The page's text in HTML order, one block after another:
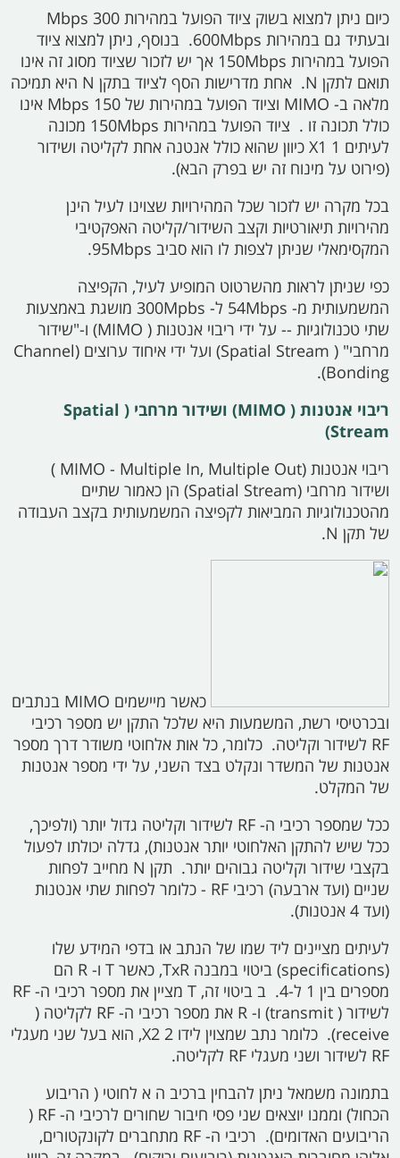
כיום ניתן למצוא בשוק ציוד הפועל במהירות 300
Mbps
ובעתיד גם במהירות 600Mbps.
בנוסף, ניתן למצוא ציוד
הפועל במהירות 150Mbps אך יש לזכור שציוד מסוג זה אינו
תואם לתקן N. אחת מדרישות הסף לציוד בתקן N היא תמיכה
מלאה ב- MIMO וציוד הפועל במהירות של 150 Mbps אינו
כולל תכונה זו . ציוד הפועל במהירות 150Mbps מכונה
לעיתים 1
X1 כיוון שהוא כולל אנטנה אחת לקליטה ושידור
(פירוט על מינוח זה יש בפרק הבא).
בכל מקרה יש לזכור שכל המהירויות שצוינו לעיל הינן
מהירויות תיאורטיות וקצב השידור/קליטה האפקטיבי
המקסימאלי שניתן לצפות לו הוא סביב 95Mbps.
כפי שניתן לראות מהשרטוט המופיע לעיל, הקפיצה
המשמעותית מ- 54Mbps ל- 300Mpbs מושגת באמצעות
שתי טכנולוגיות -- על ידי ריבוי אנטנות ( MIMO) ו-"שידור
מרחבי" ( Spatial Stream) ועל ידי איחוד ערוצים (Channel
Bonding).
ריבוי אנטנות ( MIMO) ושידור מרחבי ( Spatial
Stream)
ריבוי אנטנות (MIMO- Multiple In, Multiple Out
)
ושידור מרחבי (Spatial Stream) הן כאמור שתיים
מהטכנולוגיות המביאות לקפיצה המשמעותית בקצב העבודה
של תקן N.
כאשר מיישמים MIMO בנתבים
ובכרטיסי רשת, המשמעות היא שלכל התקן יש מספר רכיבי
RF לשידור וקליטה. כלומר, כל אות אלחוטי משודר דרך מספר
אנטנות של המשדר ונקלט בצד השני, על ידי מספר אנטנות
של המקלט.
ככל שמספר רכיבי ה- RF לשידור וקליטה גדול יותר (ולפיכך,
ככל שיש להתקן האלחוטי יותר אנטנות), גדלה יכולתו לפעול
בקצבי שידור וקליטה גבוהים יותר. תקן N מחייב לפחות
שניים (ועד ארבעה) רכיבי RF - כלומר לפחות שתי אנטנות
(ועד 4 אנטנות).
לעיתים מציינים ליד שמו של הנתב או בדפי המידע שלו
(specifications)
ביטוי במבנה TxR, כאשר T ו- R הם
מספרים בין 1 ל-4.
ב ביטוי זה, T מציין את מספר רכיבי ה- RF
לשידור ( transmit) ו- R את מספר רכיבי ה- RF לקליטה (
receive).
כלומר נתב שמצוין לידו 2 X2, הוא בעל שני מעגלי
RF לשידור ושני מעגלי RF לקליטה.
בתמונה משמאל ניתן להבחין ברכיב ה א לחוטי ( הריבוע
הכחול) וממנו יוצאים שני פסי חיבור שחורים לרכיבי ה- RF (
הריבועים האדומים). רכיבי ה- RF מתחברים לקונקטורים,